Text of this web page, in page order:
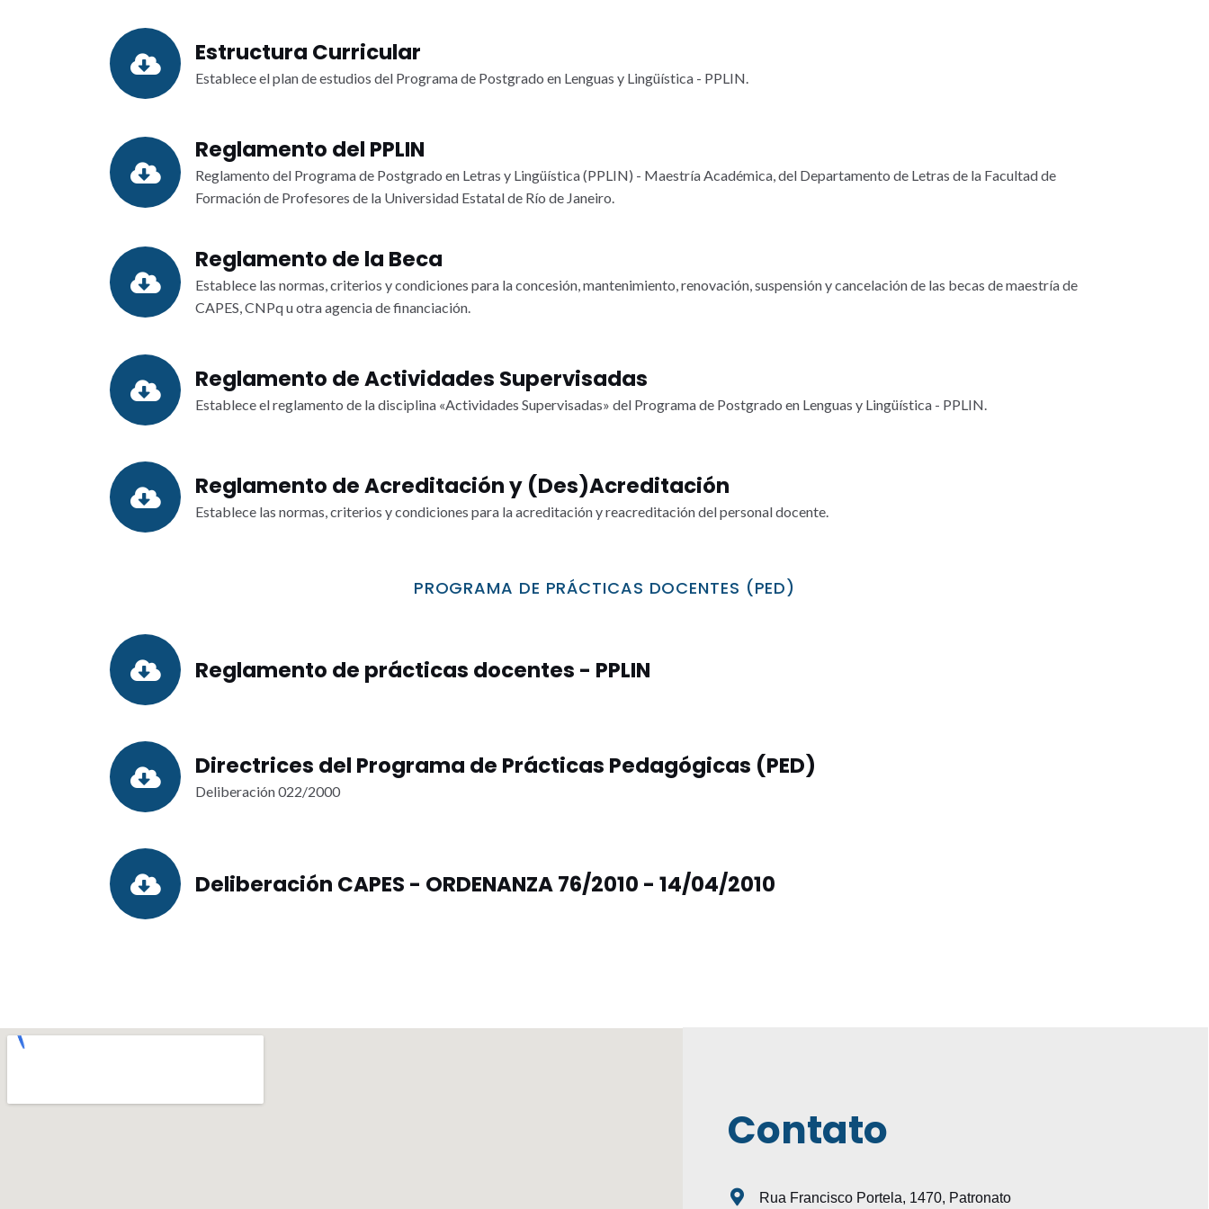
Estructura Curricular
Establece el plan de estudios del Programa de Postgrado en Lenguas y Lingüística - PPLIN.
Reglamento del PPLIN
Reglamento del Programa de Postgrado en Letras y Lingüística (PPLIN) - Maestría Académica, del Departamento de Letras de la Facultad de
Formación de Profesores de la Universidad Estatal de Río de Janeiro.
Reglamento de la Beca
Establece las normas, criterios y condiciones para la concesión, mantenimiento, renovación, suspensión y cancelación de las becas de maestría de
CAPES, CNPq u otra agencia de financiación.
Reglamento de Actividades Supervisadas
Establece el reglamento de la disciplina «Actividades Supervisadas» del Programa de Postgrado en Lenguas y Lingüística - PPLIN.
Reglamento de Acreditación y (Des)Acreditación
Establece las normas, criterios y condiciones para la acreditación y reacreditación del personal docente.
PROGRAMA DE PRÁCTICAS DOCENTES (PED)
Reglamento de prácticas docentes - PPLIN
Directrices del Programa de Prácticas Pedagógicas (PED)
Deliberación 022/2000
Deliberación CAPES - ORDENANZA 76/2010 - 14/04/2010
Contato
Rua Francisco Portela, 1470, Patronato